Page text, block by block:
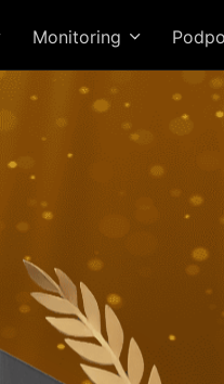
Monitoring
stoupající